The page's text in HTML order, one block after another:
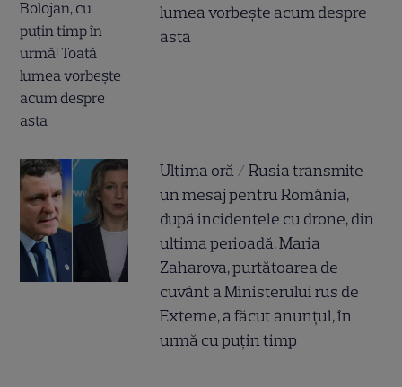
lumea vorbește acum despre
asta
Ultima oră / Rusia transmite
un mesaj pentru România,
după incidentele cu drone, din
ultima perioadă. Maria
Zaharova, purtătoarea de
cuvânt a Ministerului rus de
Externe, a făcut anunțul, în
urmă cu puțin timp